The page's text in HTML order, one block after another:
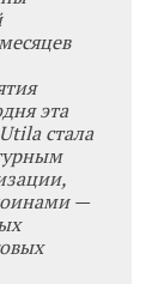
эта
стала
—